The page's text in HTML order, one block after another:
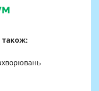
також: